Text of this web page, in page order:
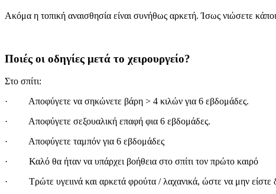
Ακόμα η τοπική αναισθησία είναι συνήθως αρκετή. Ίσως νιώσετε
Ποιές οι οδηγίες μετά το χειρουργείο?
Στο σπίτι:
· Αποφύγετε να σηκώνετε βάρη > 4 κιλών για 6 εβδομάδες.
· Αποφύγετε σεξουαλική επαφή φια 6 εβδομάδες.
· Αποφύγετε ταμπόν για 6 εβδομάδες
· Καλό θα ήταν να υπάρχει βοήθεια στο σπίτι τον πρώτο καιρό
· Τρώτε υγειινά και αρκετά φρούτα / λαχανικά, ώστε να μην είστε